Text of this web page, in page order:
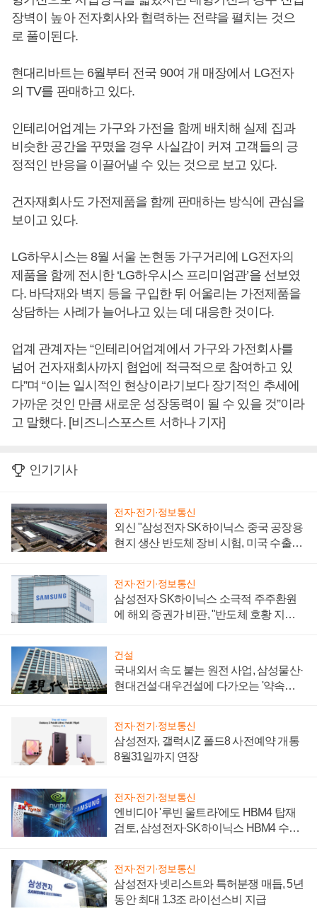
장벽이 높아 전자회사와 협력하는 전략을 펼치는 것으
로 풀이된다.
현대리바트는 6월부터 전국 90여 개 매장에서 LG전자
의 TV를 판매하고 있다.
인테리어업계는 가구와 가전을 함께 배치해 실제 집과
비슷한 공간을 꾸몄을 경우 사실감이 커져 고객들의 긍
정적인 반응을 이끌어낼 수 있는 것으로 보고 있다.
건자재회사도 가전제품을 함께 판매하는 방식에 관심을
보이고 있다.
LG하우시스는 8월 서울 논현동 가구거리에 LG전자의
제품을 함께 전시한 ‘LG하우시스 프리미엄관’을 선보였
다. 바닥재와 벽지 등을 구입한 뒤 어울리는 가전제품을
상담하는 사례가 늘어나고 있는 데 대응한 것이다.
업계 관계자는 “인테리어업계에서 가구와 가전회사를
넘어 건자재회사까지 협업에 적극적으로 참여하고 있
다”며 “이는 일시적인 현상이라기보다 장기적인 추세에
가까운 것인 만큼 새로운 성장동력이 될 수 있을 것”이라
고 말했다. [비즈니스포스트 서하나 기자]
인기기사
전자·전기·정보통신
외신 "삼성전자 SK하이닉스 중국 공장용
현지 생산 반도체 장비 시험, 미국 수출통
전자·전기·정보통신
삼성전자 SK하이닉스 소극적 주주환원
에 해외 증권가 비판, "반도체 호황 지속
건설
국내외서 속도 붙는 원전 사업, 삼성물산·
현대건설·대우건설에 다가오는 '약속의
전자·전기·정보통신
삼성전자, 갤럭시Z 폴드8 사전예약 개통
8월31일까지 연장
전자·전기·정보통신
엔비디아 '루빈 울트라'에도 HBM4 탑재
검토, 삼성전자·SK하이닉스 HBM4 수율
전자·전기·정보통신
삼성전자 넷리스트와 특허분쟁 매듭, 5년
동안 최대 1.3조 라이선스비 지급